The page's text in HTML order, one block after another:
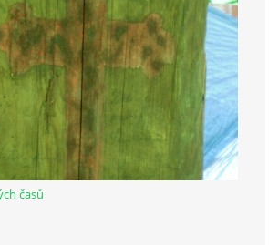
jednota "Komenský" v Choceradech z.s.
Chocerady 4
257 24 Chocerady
IČ: 498 28 614
Kontaktní osoba:
Mgr. Miroslava Cinkeisová
723 967 851
časů